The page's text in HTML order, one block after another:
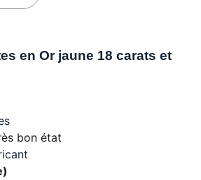
en Or jaune 18 carats et
bon état